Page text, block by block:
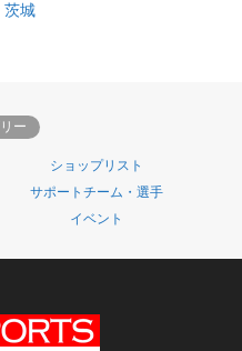
茨城
ー
ショップリスト
サポートチーム・選手
イベント